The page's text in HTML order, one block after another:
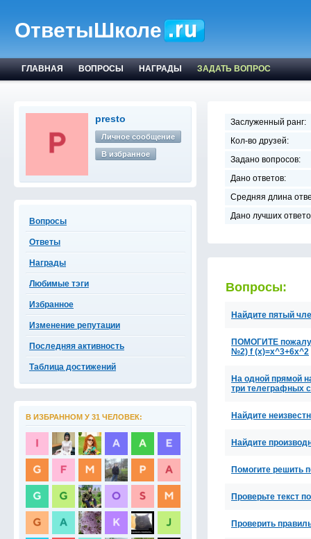
ОтветыШколе
ГЛАВНАЯ ВОПРОСЫ НАГРАДЫ ЗАДАТЬ ВОПРОС
presto
Личное сообщение
В избранное
Вопросы
Ответы
Награды
Любимые тэги
Избранное
Изменение репутации
Последняя активность
Таблица достижений
В ИЗБРАННОМ У 31 ЧЕЛОВЕК:
Заслуженный ранг:
Кол-во друзей:
Задано вопросов:
Дано ответов:
Средняя длина
Дано лучших
Вопросы:
Найдите пятый
ПОМОГИТЕ
№2) f (x)=x^3+6x^2
На одной прямой
три телеграфных
Найдите
Найдите
Помогите решить
Проверьте текст
Проверить